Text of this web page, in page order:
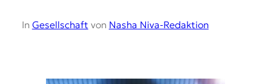
In Gesellschaft von Nasha Niva-Redaktion